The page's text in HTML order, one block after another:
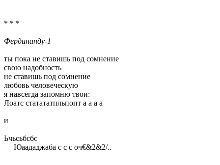
* * *
Фердинанду-1
ты пока не ставишь под сомнение
свою надобность
не ставишь под сомнение
любовь человеческую
я навсегда запомню твои:
Лоатс статататпльпопт а а а а
и
Ьчьсьбсбс
Юаададжаба с с с оч€&2&2/..